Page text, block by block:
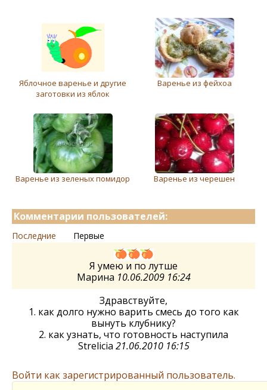
Яблочное варенье и другие
заготовки из яблок
Варенье из фейхоа
Варенье из зеленых помидор Варенье из черешен
Комментарии пользователей:
Последние Первые
Я умею и по лутше
Марина 10.06.2009 16:24
Здравствуйте,
1. как долго нужно варить смесь до того как
вынуть клубнику?
2. как узнать, что готовность наступила
Strelicia 21.06.2010 16:15
Войти как зарегистрированный пользователь.